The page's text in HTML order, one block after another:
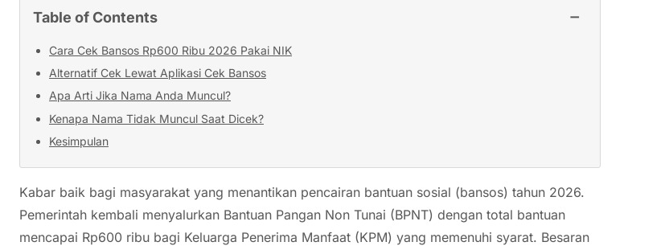
Table of Contents −
Cara Cek Bansos Rp600 Ribu 2026 Pakai NIK
Alternatif Cek Lewat Aplikasi Cek Bansos
Apa Arti Jika Nama Anda Muncul?
Kenapa Nama Tidak Muncul Saat Dicek?
Kesimpulan
Kabar baik bagi masyarakat yang menantikan pencairan bantuan sosial (bansos) tahun 2026.
Pemerintah kembali menyalurkan Bantuan Pangan Non Tunai (BPNT) dengan total bantuan
mencapai Rp600 ribu bagi Keluarga Penerima Manfaat (KPM) yang memenuhi syarat. Besaran